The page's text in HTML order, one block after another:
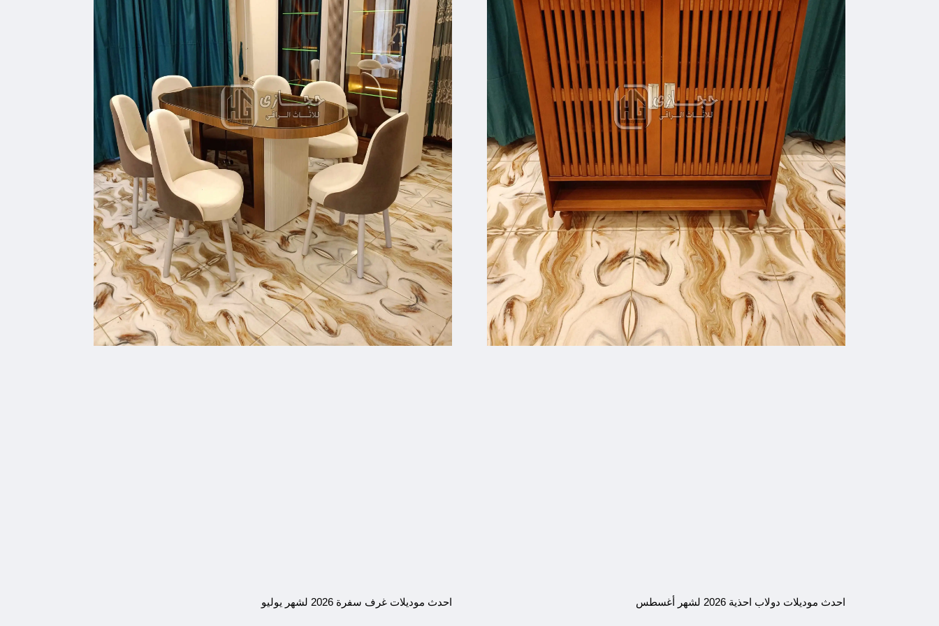
احدث موديلات دولاب احذية 2026 لشهر أغسطس احدث موديلات غرف سفرة 2026 لشهر يوليو